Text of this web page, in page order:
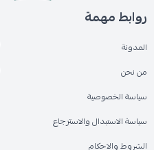
روابط مهمة
المدونة
من نحن
سياسة الخصوصية
سياسة الاستبدال والاسترجاع
الشروط والاحكام